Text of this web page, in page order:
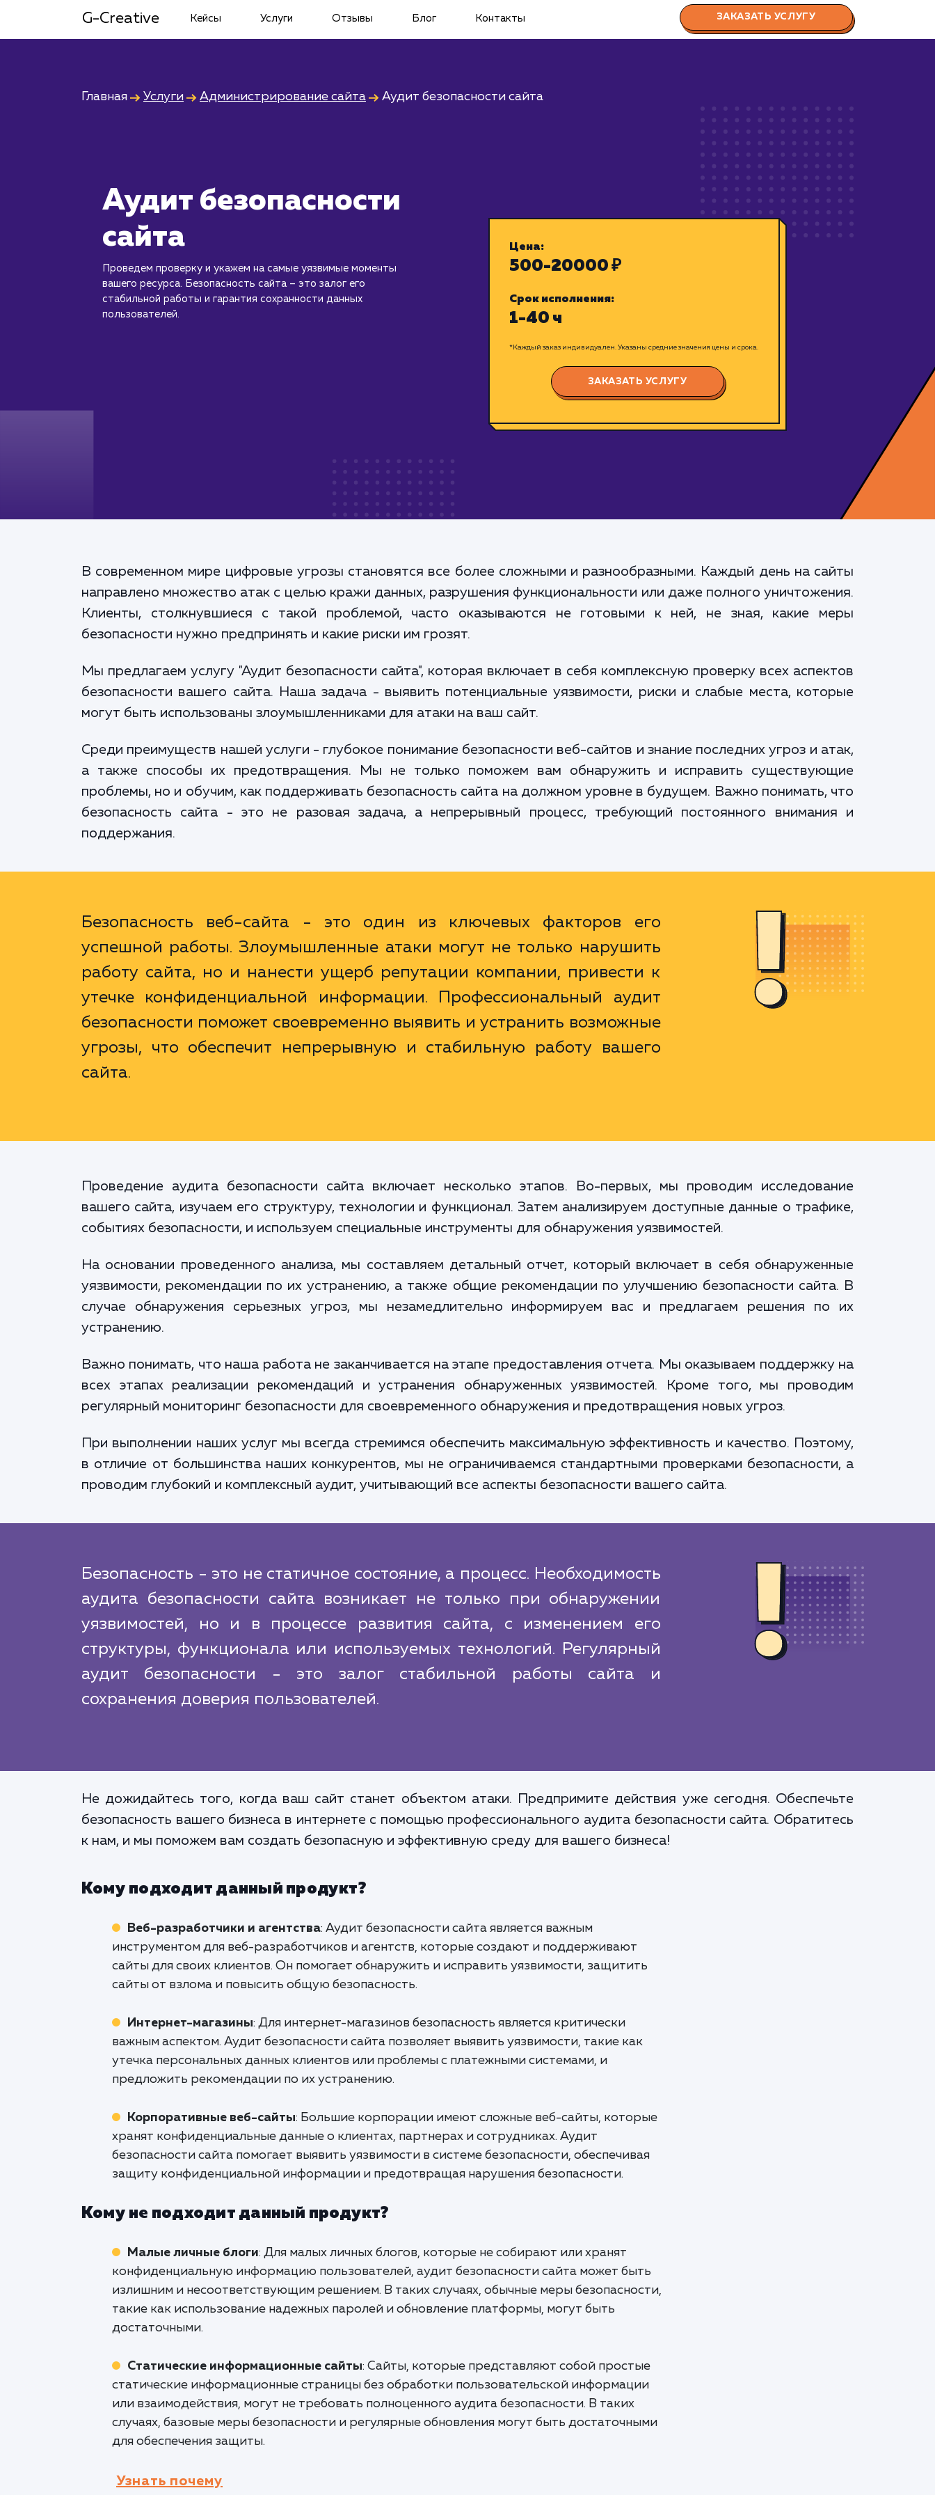
G-Creative Кейсы Услуги Отзывы Блог Контакты ЗАКАЗАТЬ УСЛУГУ
Главная Услуги Администрирование сайта Аудит безопасности сайта
Аудит безопасности
сайта
Проведем проверку и укажем на самые уязвимые моменты
вашего ресурса. Безопасность сайта – это залог его
стабильной работы и гарантия сохранности данных
пользователей.
Цена:
500-20000 ₽
Срок исполнения:
1-40 ч
*Каждый заказ индивидуален. Указаны средние значения цены и срока.
ЗАКАЗАТЬ УСЛУГУ
В современном мире цифровые угрозы становятся все более сложными и разнообразными. Каждый день на сайты
направлено множество атак с целью кражи данных, разрушения функциональности или даже полного уничтожения.
Клиенты, столкнувшиеся с такой проблемой, часто оказываются не готовыми к ней, не зная, какие меры
безопасности нужно предпринять и какие риски им грозят.
Мы предлагаем услугу "Аудит безопасности сайта", которая включает в себя комплексную проверку всех аспектов
безопасности вашего сайта. Наша задача - выявить потенциальные уязвимости, риски и слабые места, которые
могут быть использованы злоумышленниками для атаки на ваш сайт.
Среди преимуществ нашей услуги - глубокое понимание безопасности веб-сайтов и знание последних угроз и атак,
а также способы их предотвращения. Мы не только поможем вам обнаружить и исправить существующие
проблемы, но и обучим, как поддерживать безопасность сайта на должном уровне в будущем. Важно понимать, что
безопасность сайта - это не разовая задача, а непрерывный процесс, требующий постоянного внимания и
поддержания.
Безопасность веб-сайта - это один из ключевых факторов его
успешной работы. Злоумышленные атаки могут не только нарушить
работу сайта, но и нанести ущерб репутации компании, привести к
утечке конфиденциальной информации. Профессиональный аудит
безопасности поможет своевременно выявить и устранить возможные
угрозы, что обеспечит непрерывную и стабильную работу вашего
сайта.
Проведение аудита безопасности сайта включает несколько этапов. Во-первых, мы проводим исследование
вашего сайта, изучаем его структуру, технологии и функционал. Затем анализируем доступные данные о трафике,
событиях безопасности, и используем специальные инструменты для обнаружения уязвимостей.
На основании проведенного анализа, мы составляем детальный отчет, который включает в себя обнаруженные
уязвимости, рекомендации по их устранению, а также общие рекомендации по улучшению безопасности сайта. В
случае обнаружения серьезных угроз, мы незамедлительно информируем вас и предлагаем решения по их
устранению.
Важно понимать, что наша работа не заканчивается на этапе предоставления отчета. Мы оказываем поддержку на
всех этапах реализации рекомендаций и устранения обнаруженных уязвимостей. Кроме того, мы проводим
регулярный мониторинг безопасности для своевременного обнаружения и предотвращения новых угроз.
При выполнении наших услуг мы всегда стремимся обеспечить максимальную эффективность и качество. Поэтому,
в отличие от большинства наших конкурентов, мы не ограничиваемся стандартными проверками безопасности, а
проводим глубокий и комплексный аудит, учитывающий все аспекты безопасности вашего сайта.
Безопасность - это не статичное состояние, а процесс. Необходимость
аудита безопасности сайта возникает не только при обнаружении
уязвимостей, но и в процессе развития сайта, с изменением его
структуры, функционала или используемых технологий. Регулярный
аудит безопасности - это залог стабильной работы сайта и
сохранения доверия пользователей.
Не дожидайтесь того, когда ваш сайт станет объектом атаки. Предпримите действия уже сегодня. Обеспечьте
безопасность вашего бизнеса в интернете с помощью профессионального аудита безопасности сайта. Обратитесь
к нам, и мы поможем вам создать безопасную и эффективную среду для вашего бизнеса!
Кому подходит данный продукт?
Веб-разработчики и агентства: Аудит безопасности сайта является важным
инструментом для веб-разработчиков и агентств, которые создают и поддерживают
сайты для своих клиентов. Он помогает обнаружить и исправить уязвимости, защитить
сайты от взлома и повысить общую безопасность.
Интернет-магазины: Для интернет-магазинов безопасность является критически
важным аспектом. Аудит безопасности сайта позволяет выявить уязвимости, такие как
утечка персональных данных клиентов или проблемы с платежными системами, и
предложить рекомендации по их устранению.
Корпоративные веб-сайты: Большие корпорации имеют сложные веб-сайты, которые
хранят конфиденциальные данные о клиентах, партнерах и сотрудниках. Аудит
безопасности сайта помогает выявить уязвимости в системе безопасности, обеспечивая
защиту конфиденциальной информации и предотвращая нарушения безопасности.
Кому не подходит данный продукт?
Малые личные блоги: Для малых личных блогов, которые не собирают или хранят
конфиденциальную информацию пользователей, аудит безопасности сайта может быть
излишним и несоответствующим решением. В таких случаях, обычные меры безопасности,
такие как использование надежных паролей и обновление платформы, могут быть
достаточными.
Статические информационные сайты: Сайты, которые представляют собой простые
статические информационные страницы без обработки пользовательской информации
или взаимодействия, могут не требовать полноценного аудита безопасности. В таких
случаях, базовые меры безопасности и регулярные обновления могут быть достаточными
для обеспечения защиты.
Узнать почему